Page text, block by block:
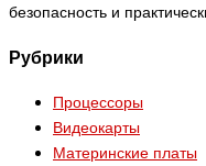
безопасность и
Рубрики
Процессоры
Видеокарты
Материнские платы